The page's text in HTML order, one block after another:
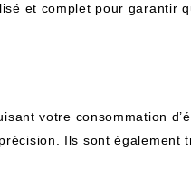
et complet pour garantir
votre consommation
Ils sont également